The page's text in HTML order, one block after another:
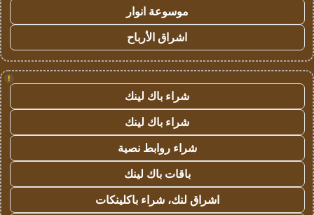
موسوعة انوار
اشراق الأرباح
!
شراء باك لينك
شراء باك لينك
شراء روابط نصية
باقات باك لينك
اشراق لنك، شراء باكلينكات